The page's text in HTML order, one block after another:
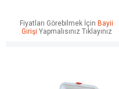
Fiyatları Görebilmek İçin Bayii
Girişi Yapmalısınız Tıklayınız